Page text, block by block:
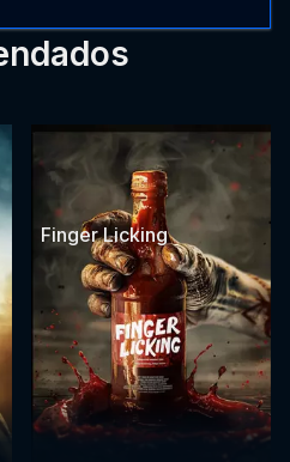
Finger Licking